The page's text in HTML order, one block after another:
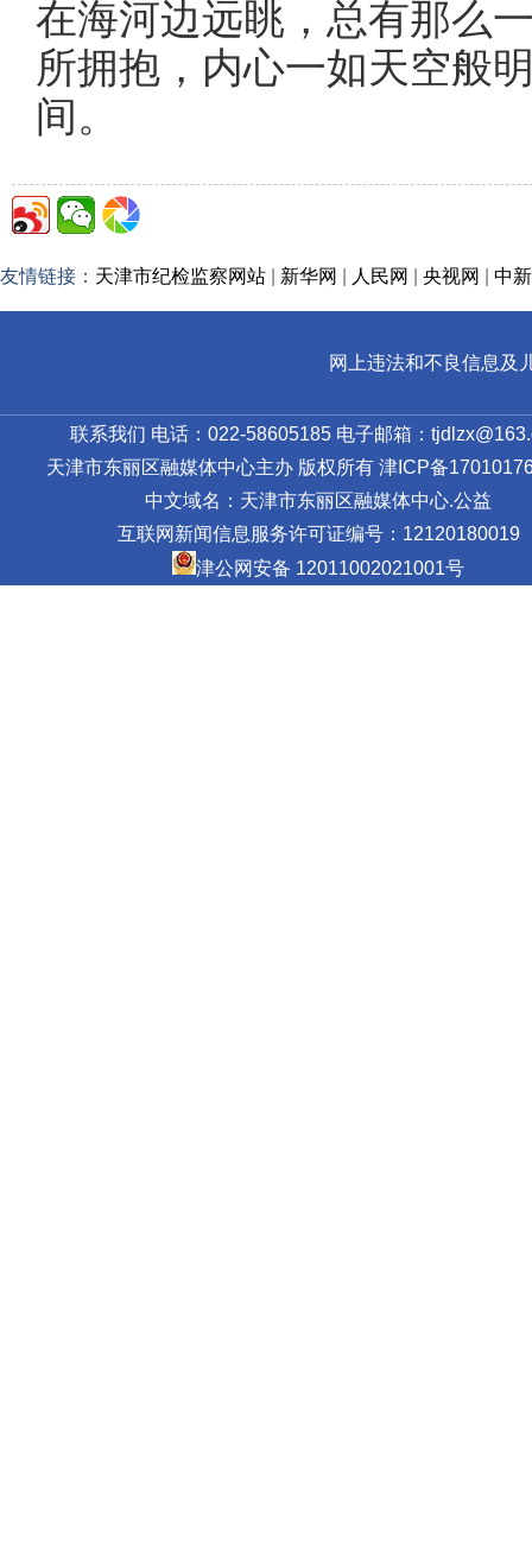
在海河边远眺，总有那么
所拥抱，内心一如天空般
间。
友情链接： 天津市纪检监察网站 新华网 人民网 央视网 中
网上违法和不良信息及
联系我们 电话：022-58605185 电子邮箱：
天津市东丽区融媒体中心主办 版权所有 津ICP备
中文域名：天津市东丽区融媒体中心.公益
互联网新闻信息服务许可证编号：12120180019
津公网安备 12011002021001号